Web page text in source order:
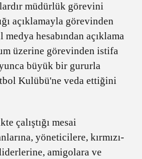
müdürlük görevini
açıklamayla görevinden
medya hesabından açıklama
üzerine görevinden istifa
büyük bir gururla
Kulübü'ne veda ettiğini
çalıştığı mesai
yöneticilere, kırmızı-
amigolara ve